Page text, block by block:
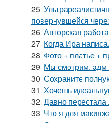
25.
повернувшейся
26. Авторская
27. Когда Ира
28. Фото + платье +
29. Мы смотрим. адм
30. Сохраните
31. Хочешь
32. Давно
33. Что я для